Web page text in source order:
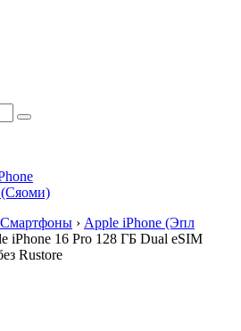
Смартфоны › Apple iPhone (Эпл
iPhone 16 Pro 128 ГБ Dual eSIM
Rustore